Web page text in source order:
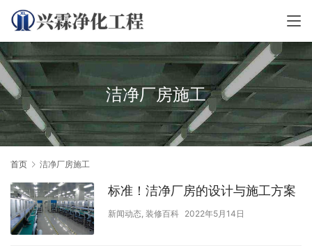
洁净厂房施工
首页 洁净厂房施工
标准！洁净厂房的设计与施工方案
新闻动态, 装修百科 2022年5月14日